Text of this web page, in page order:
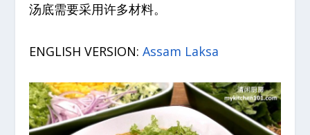
汤底需要采用许多材料。
ENGLISH VERSION:Assam Laksa